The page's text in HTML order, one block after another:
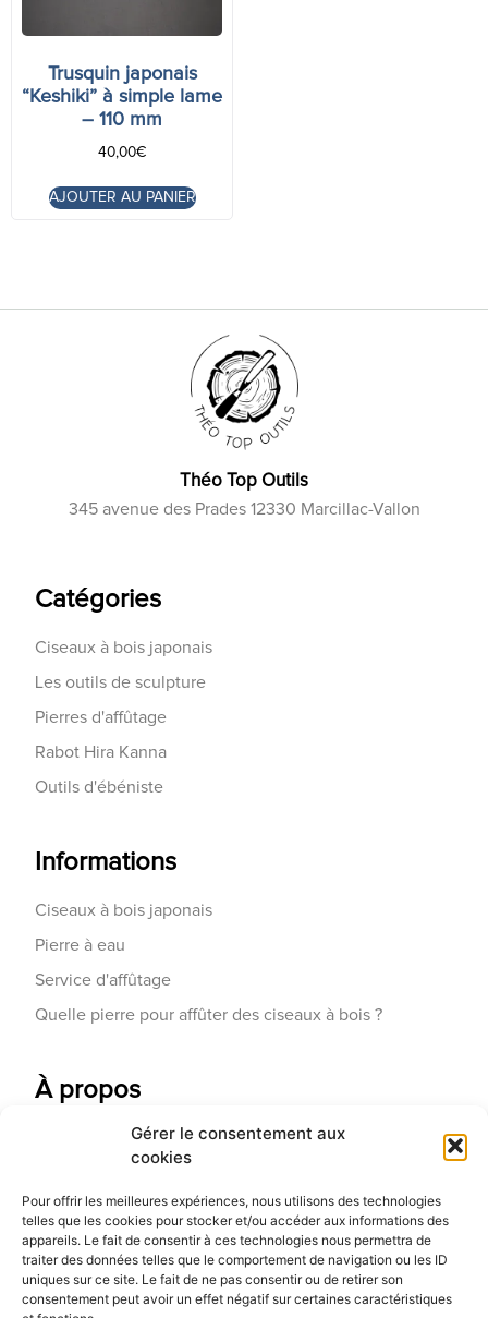
Gérer le consentement aux
cookies
Pour offrir les meilleures expériences, nous utilisons des technologies
telles que les cookies pour stocker et/ou accéder aux informations des
appareils. Le fait de consentir à ces technologies nous permettra de
traiter des données telles que le comportement de navigation ou les ID
uniques sur ce site. Le fait de ne pas consentir ou de retirer son
consentement peut avoir un effet négatif sur certaines caractéristiques
Trusquin japonais
“Keshiki” à simple lame
– 110 mm
40,00€
AJOUTER AU PANIER
Théo Top Outils
345 avenue des Prades 12330 Marcillac-Vallon
Catégories
Ciseaux à bois japonais
Les outils de sculpture
Pierres d'affûtage
Rabot Hira Kanna
Outils d'ébéniste
Informations
Ciseaux à bois japonais
Pierre à eau
Service d'affûtage
Quelle pierre pour affûter des ciseaux à bois ?
À propos
Contactez-nous
Qui sommes-nous
Blog